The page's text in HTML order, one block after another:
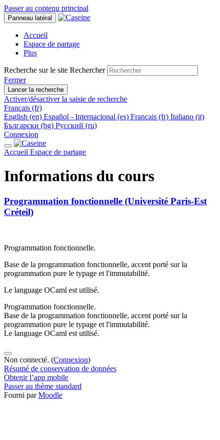
Passer au contenu principal
Panneau latéral
Accueil
Espace de partage
Plus
Recherche sur le site Rechercher
Fermer
Lancer la recherche
Activer/désactiver la saisie de recherche
Français ‎(fr)‎
English ‎(en)‎ Español - Internacional ‎(es)‎ Français ‎(fr)‎ Italiano ‎(it)‎
Български ‎(bg)‎ Русский ‎(ru)‎
Connexion
Accueil Espace de partage
Informations du cours
Programmation fonctionnelle (Université Paris-Est
Créteil)
Programmation fonctionnelle.
Base de la programmation fonctionnelle, accent porté surla
programmation pure le typage et l'immutabilité.
Le language OCaml est utilisé.
Programmation fonctionnelle.
Base de la programmation fonctionnelle, accent porté sur la
programmation pure le typage et l'immutabilité.
Le language OCaml est utilisé.
Non connecté. (Connexion)
Résumé de conservation de données
Obtenir l’app mobile
Passer au thème standard
Fourni parMoodle